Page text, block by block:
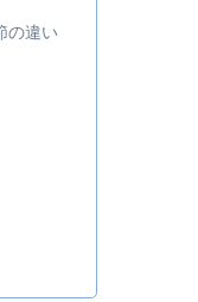
の違い